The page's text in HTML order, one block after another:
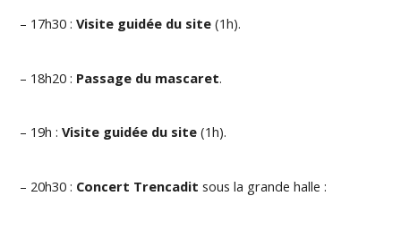
– 17h30 :Visite guidée du site(1h).
– 18h20 : Passage du mascaret.
– 19h :Visite guidée du site(1h).
– 20h30 : Concert Trencaditsous la grande halle :